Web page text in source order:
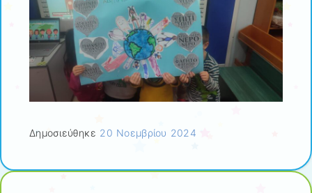
Δημοσιεύθηκε 20 Νοεμβρίου 2024